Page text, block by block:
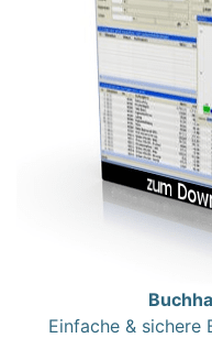
Einfache & sichere